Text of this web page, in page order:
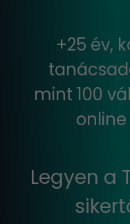
+25 év,
mint 100
Legyen a